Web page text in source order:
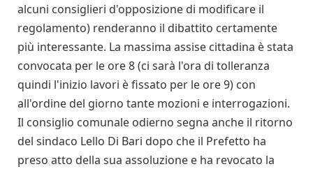
alcuni consiglieri d'opposizione di modificare il
regolamento) renderanno il dibattito certamente
più interessante. La massima assise cittadina è stata
convocata per le ore 8 (ci sarà l'ora di tolleranza
quindi l'inizio lavori è fissato per le ore 9) con
all'ordine del giorno tante mozioni e interrogazioni.
Il consiglio comunale odierno segna anche il ritorno
del sindaco Lello Di Bari dopo che il Prefetto ha
preso atto della sua assoluzione e ha revocato la